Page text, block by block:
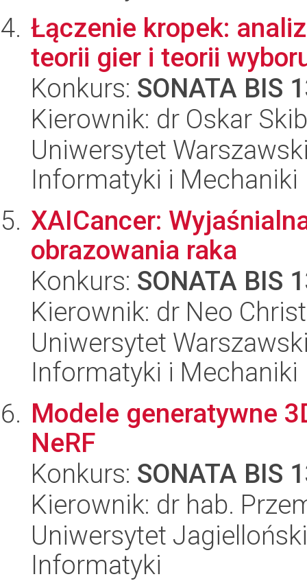
Łączenie kropek:
teorii gier i teorii
Konkurs: SONATA BIS
Kierownik: dr Oskar
Uniwersytet
Informatyki i Mechaniki
XAICancer:
obrazowania raka
Konkurs: SONATA BIS
Kierownik: dr Neo
Uniwersytet
Informatyki i Mechaniki
Modele generatywne
NeRF
Konkurs: SONATA BIS
Kierownik: dr hab.
Uniwersytet
Informatyki